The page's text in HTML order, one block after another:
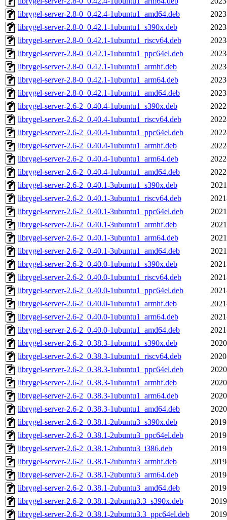
librygel-server-2.8-0_0.42.4-1ubuntu1_amd64.deb
librygel-server-2.8-0_0.42.1-1ubuntu1_s390x.deb
librygel-server-2.8-0_0.42.1-1ubuntu1_riscv64.deb
librygel-server-2.8-0_0.42.1-1ubuntu1_ppc64el.deb
librygel-server-2.8-0_0.42.1-1ubuntu1_armhf.deb
librygel-server-2.8-0_0.42.1-1ubuntu1_arm64.deb
librygel-server-2.8-0_0.42.1-1ubuntu1_amd64.deb
librygel-server-2.6-2_0.40.4-1ubuntu1_s390x.deb
librygel-server-2.6-2_0.40.4-1ubuntu1_riscv64.deb
librygel-server-2.6-2_0.40.4-1ubuntu1_ppc64el.deb
librygel-server-2.6-2_0.40.4-1ubuntu1_armhf.deb
librygel-server-2.6-2_0.40.4-1ubuntu1_arm64.deb
librygel-server-2.6-2_0.40.4-1ubuntu1_amd64.deb
librygel-server-2.6-2_0.40.1-3ubuntu1_s390x.deb
librygel-server-2.6-2_0.40.1-3ubuntu1_riscv64.deb
librygel-server-2.6-2_0.40.1-3ubuntu1_ppc64el.deb
librygel-server-2.6-2_0.40.1-3ubuntu1_armhf.deb
librygel-server-2.6-2_0.40.1-3ubuntu1_arm64.deb
librygel-server-2.6-2_0.40.1-3ubuntu1_amd64.deb
librygel-server-2.6-2_0.40.0-1ubuntu1_s390x.deb
librygel-server-2.6-2_0.40.0-1ubuntu1_riscv64.deb
librygel-server-2.6-2_0.40.0-1ubuntu1_ppc64el.deb
librygel-server-2.6-2_0.40.0-1ubuntu1_armhf.deb
librygel-server-2.6-2_0.40.0-1ubuntu1_arm64.deb
librygel-server-2.6-2_0.40.0-1ubuntu1_amd64.deb
librygel-server-2.6-2_0.38.3-1ubuntu1_s390x.deb
librygel-server-2.6-2_0.38.3-1ubuntu1_riscv64.deb
librygel-server-2.6-2_0.38.3-1ubuntu1_ppc64el.deb
librygel-server-2.6-2_0.38.3-1ubuntu1_armhf.deb
librygel-server-2.6-2_0.38.3-1ubuntu1_arm64.deb
librygel-server-2.6-2_0.38.3-1ubuntu1_amd64.deb
librygel-server-2.6-2_0.38.1-2ubuntu3_s390x.deb
librygel-server-2.6-2_0.38.1-2ubuntu3_ppc64el.deb
librygel-server-2.6-2_0.38.1-2ubuntu3_i386.deb
librygel-server-2.6-2_0.38.1-2ubuntu3_armhf.deb
librygel-server-2.6-2_0.38.1-2ubuntu3_arm64.deb
librygel-server-2.6-2_0.38.1-2ubuntu3_amd64.deb
librygel-server-2.6-2_0.38.1-2ubuntu3.3_s390x.deb
librygel-server-2.6-2_0.38.1-2ubuntu3.3_ppc64el.deb